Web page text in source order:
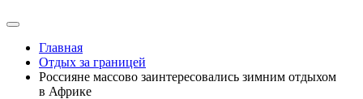
Главная
Отдых за границей
Россияне массово заинтересовались зимним отдыхом
в Африке